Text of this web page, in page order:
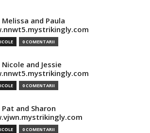
and Paula
0 COMENTARII
and Jessie
0 COMENTARII
and Sharon
0 COMENTARII